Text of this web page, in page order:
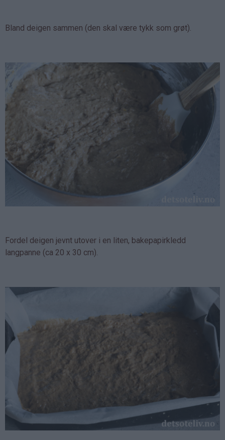
Bland deigen sammen (den skal være tykk som grøt).
Fordel deigen jevnt utover i en liten, bakepapirkledd
langpanne (ca 20 x 30 cm).